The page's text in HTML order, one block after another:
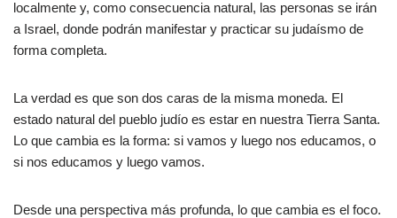
localmente y, como consecuencia natural, las personas se irán
a Israel, donde podrán manifestar y practicar su judaísmo de
forma completa.
La verdad es que son dos caras de la misma moneda. El
estado natural del pueblo judío es estar en nuestra Tierra Santa.
Lo que cambia es la forma: si vamos y luego nos educamos, o
si nos educamos y luego vamos.
Desde una perspectiva más profunda, lo que cambia es el foco.